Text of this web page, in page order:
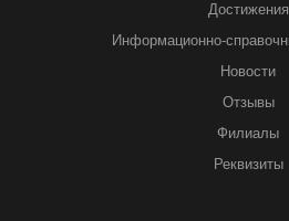
Достижения
Информационно-
Новости
Отзывы
Филиалы
Реквизиты